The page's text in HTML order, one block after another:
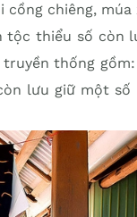
cồng chiêng, múa
tộc thiểu số còn
thống
lưu giữ một số